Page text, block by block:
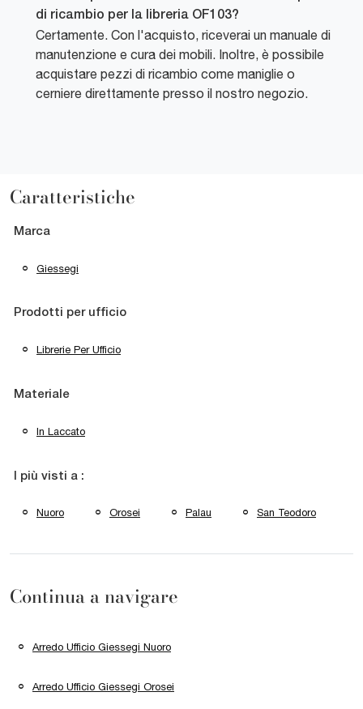
di ricambio per la libreria OF103?
Certamente. Con l'acquisto, riceverai un manuale di
manutenzione e cura dei mobili. Inoltre, è possibile
acquistare pezzi di ricambio come maniglie o
cerniere direttamente presso il nostro negozio.
Caratteristiche
Marca
Giessegi
Prodotti per ufficio
Librerie Per Ufficio
Materiale
In Laccato
I più visti a :
Nuoro Orosei Palau San Teodoro
Continua a navigare
Arredo Ufficio Giessegi Nuoro
Arredo Ufficio Giessegi Orosei